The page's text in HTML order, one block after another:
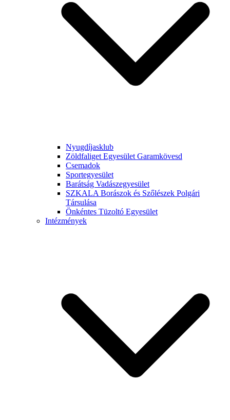
Nyugdíjasklub
Zöldfaliget Egyesület Garamkövesd
Csemadok
Sportegyesület
Barátság Vadászegyesület
SZKALA Borászok és Szőlészek Polgári
Társulása
Önkéntes Tüzoltó Egyesület
Intézmények